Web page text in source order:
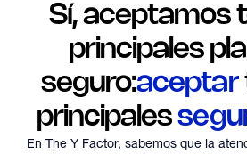
Sí, aceptamos
principales
seguro:aceptar
principales
En The Y Factor, sabemos que la